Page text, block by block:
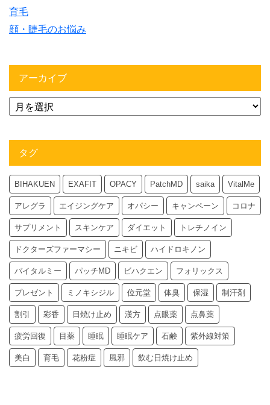
育毛
顔・睫毛のお悩み
アーカイブ
タグ
BIHAKUEN EXAFIT OPACY PatchMD saika VitalMe
アレグラ エイジングケア オパシー キャンペーン コロナ
サプリメント スキンケア ダイエット トレチノイン
ドクターズファーマシー ニキビ ハイドロキノン
バイタルミー パッチMD ビハクエン フォリックス
プレゼント ミノキシジル 位元堂 体臭 保湿 制汗剤
割引 彩香 日焼け止め 漢方 点眼薬 点鼻薬
疲労回復 目薬 睡眠 睡眠ケア 石鹸 紫外線対策
美白 育毛 花粉症 風邪 飲む日焼け止め